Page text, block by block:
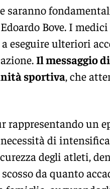
saranno
Bove. I
eseguire ulteriori
Il messaggio
sportiva, che
rappresentando un
di
degli atleti,
da quanto